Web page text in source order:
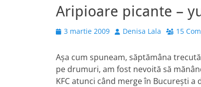
Aripioare picante –
Posted
3 martie 2009 Author
Denisa Lala 15
Aşa cum spuneam, săptămâna
pe drumuri, am fost nevoită să
KFC atunci când merge în Bucureşti